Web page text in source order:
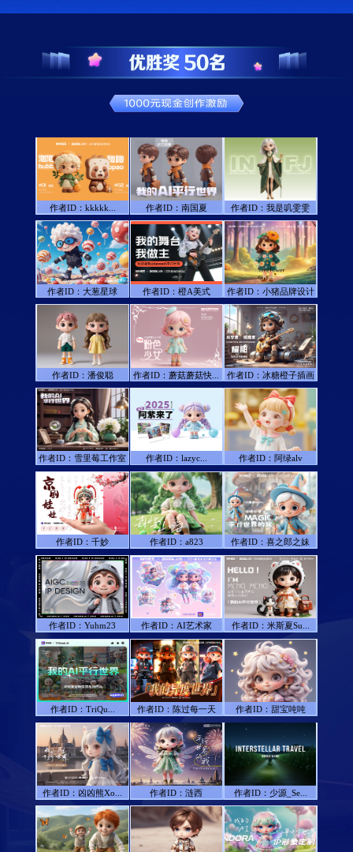
作者ID： kkkkk... 作者ID： 南国夏 作者ID：我是叽雯雯
作者ID：大葱星球 作者ID： 橙A美式 作者ID： 小猪品牌设计
作者ID： 潘俊聪 作者ID：蘑菇蘑菇快... 作者ID： 冰糖橙子插画
作者ID： 雪里莓工作室 作者ID： lazyc... 作者ID： 阿绿alv
作者ID：千妙 作者ID： a823 作者ID：喜之郎之妹
作者ID：Yuhm23 作者ID： AI艺术家 作者ID： 米斯夏Su...
作者ID： TriQu... 作者ID： 陈过每一天 作者ID： 甜宝吨吨
作者ID： 凶凶熊Xo... 作者ID：涟西 作者ID： 少源_Se...